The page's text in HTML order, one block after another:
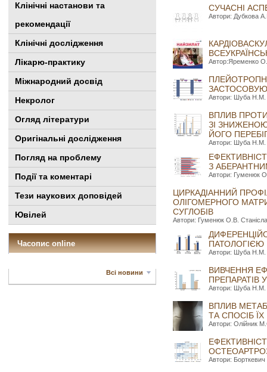
Клінiчні настанови та
рекомендації
Клінічні дослідження
Лікарю-практику
Міжнародний досвід
Некролог
Огляд літератури
Оригінальні дослідження
Погляд на проблему
Події та коментарі
Тези наукових доповідей
Ювілей
Часопис online
Всі новини
СУЧАСНІ
Автори: Дубкова
Автор:Яременко
Автори: Шуба Н.М.
ВПЛИВ
ЗІ
ЙОГО
Автори: Шуба Н.М.
З
Автори: Гуменюк
ЦИРКАДІАННИЙ
ОЛІГОМЕРНОГО
СУГЛОБІВ
Автори: Гуменюк О.В.
ПАТОЛОГІЄЮ
Автори: Шуба Н.М.
ВИВЧЕННЯ
ПРЕПАРАТІВ
Автори: Шуба Н.М.
ВПЛИВ
ТА СПОСІБ
Автори: Олійник
Автори: